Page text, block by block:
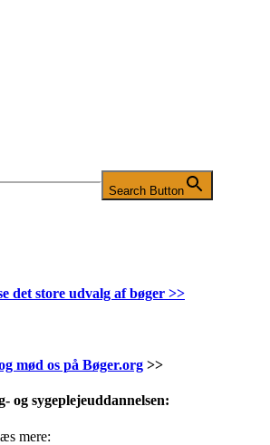
Search Button
det store udvalg af bøger >>
mød os på Bøger.org>>
og sygeplejeuddannelsen:
mere: